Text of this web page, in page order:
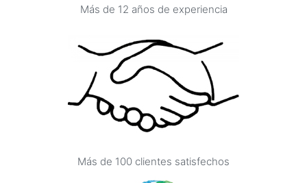
Más de 12 años de experiencia
Más de 100 clientes satisfechos